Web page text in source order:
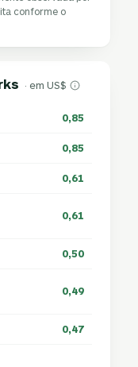
conforme o
· em US$
0,85
0,85
0,61
0,61
0,50
0,49
0,47